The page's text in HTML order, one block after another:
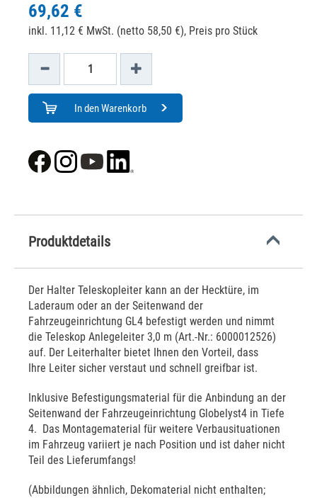
69,62 €
inkl. 11,12 € MwSt. (netto 58,50 €), Preis pro Stück
In den Warenkorb
Produktdetails
Der Halter Teleskopleiter kann an der Hecktüre, im
Laderaum oder an der Seitenwand der
Fahrzeugeinrichtung GL4 befestigt werden und nimmt
die Teleskop Anlegeleiter 3,0 m (Art.-Nr.: 6000012526)
auf. Der Leiterhalter bietet Ihnen den Vorteil, dass
Ihre Leiter sicher verstaut und schnell greifbar ist.
Inklusive Befestigungsmaterial für die Anbindung an der
Seitenwand der Fahrzeugeinrichtung Globelyst4 in Tiefe
4. Das Montagematerial für weitere Verbausituationen
im Fahrzeug variiert je nach Position und ist daher nicht
Teil des Lieferumfangs!
(Abbildungen ähnlich, Dekomaterial nicht enthalten;